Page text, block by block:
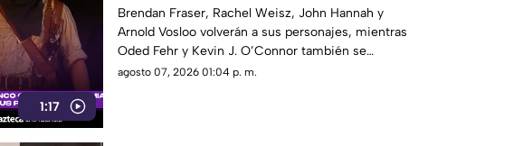
1:17
Imhotep
Brendan Fraser, Rachel Weisz, John Hannah y
Arnold Vosloo volverán a sus personajes, mientras
Oded Fehr y Kevin J. O’Connor también se
incorporan nuevamente a la franquicia.
agosto 07, 2026 01:04 p. m.